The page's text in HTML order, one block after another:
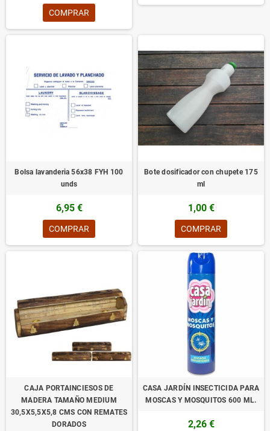
COMPRAR
Bolsa lavanderia 56x38 FYH 100
unds
6,95 €
COMPRAR
Bote dosificador con chupete 175
ml
1,00 €
COMPRAR
CAJA PORTAINCIESOS DE
MADERA TAMAÑO MEDIUM
30,5X5,5X5,8 CMS CON REMATES
DORADOS
CASA JARDÍN INSECTICIDA PARA
MOSCAS Y MOSQUITOS 600 ML.
2,26 €